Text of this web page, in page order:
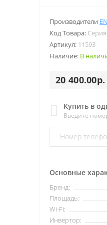
Производители
Код Товара:
Артикул: 11593
Наличие: В
20 400.00р.
Купить в
Введите
Основные
Бренд:
Площадь:
Wi-Fi:
Инвертор: